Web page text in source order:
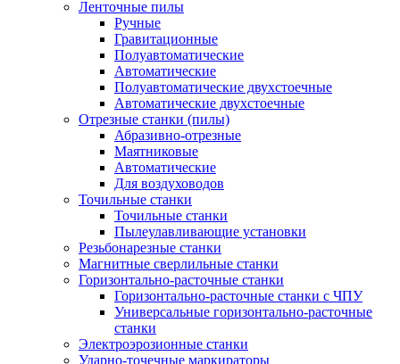
Ленточные пилы
Ручные
Гравитационные
Полуавтоматические
Автоматические
Полуавтоматические двухстоечные
Автоматические двухстоечные
Отрезные станки (пилы)
Абразивно-отрезные
Маятниковые
Автоматические
Для воздуховодов
Точильные станки
Точильные станки
Пылеулавливающие установки
Резьбонарезные станки
Магнитные сверлильные станки
Горизонтально-расточные станки
Горизонтально-расточные станки с ЧПУ
Универсальные горизонтально-расточные
станки
Электроэрозионные станки
Ударно-точечные маркираторы